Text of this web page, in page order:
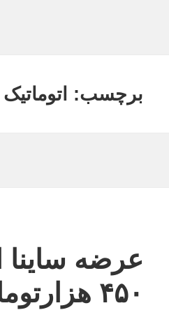
برچسب: اتوماتیک
۴۵۰ هزارتومان